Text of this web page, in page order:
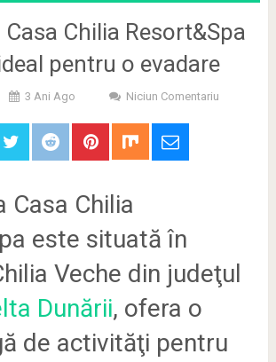
Chilia Resort&Spa
pentru o evadare
3 Ani Ago Niciun Comentariu
Casa Chilia
este situată în
Veche din judeţul
Dunării, ofera o
de activităţi pentru